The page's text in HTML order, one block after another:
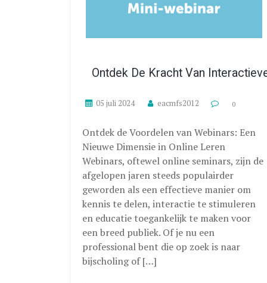
Ontdek De Kracht Van
05 juli 2024 eacmfs2012 0
Ontdek de Voordelen van Webinars: Een
Nieuwe Dimensie in Online Leren
Webinars, oftewel online seminars, zijn de
afgelopen jaren steeds populairder
geworden als een effectieve manier om
kennis te delen, interactie te stimuleren
en educatie toegankelijk te maken voor
een breed publiek. Of je nu een
professional bent die op zoek is naar
bijscholing of […]